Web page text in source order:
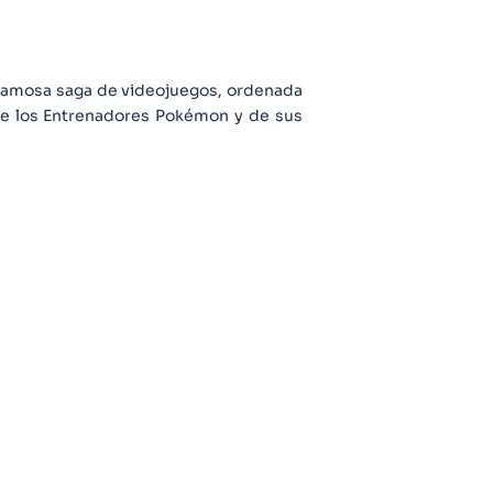
saga de videojuegos, ordenada
los Entrenadores Pokémon y de sus